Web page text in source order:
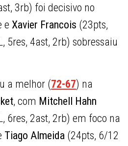
3rb) foi decisivo no
e Xavier Francois (23pts,
5res, 4ast, 2rb) sobressaiu
a melhor (72-67) na
, com Mitchell Hahn
6res, 2ast, 2rb) em foco na
Tiago Almeida (24pts, 6/12